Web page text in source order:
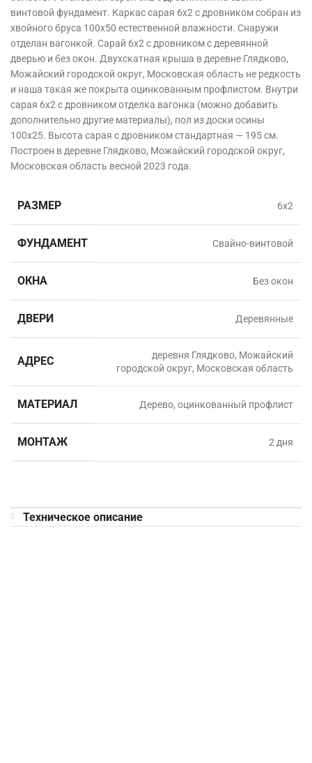
винтовой фундамент. Каркас сарая 6х2 с дровником собран из
хвойного бруса 100х50 естественной влажности. Снаружи
отделан вагонкой. Сарай 6х2 с дровником с деревянной
дверью и без окон. Двухскатная крыша в деревне Глядково,
Можайский городской округ, Московская область не редкость
и наша такая же покрыта оцинкованным профлистом. Внутри
сарая 6х2 с дровником отделка вагонка (можно добавить
дополнительно другие материалы), пол из доски осины
100х25. Высота сарая с дровником стандартная — 195 см.
Построен в деревне Глядково, Можайский городской округ,
Московская область весной 2023 года.
РАЗМЕР 6х2
ФУНДАМЕНТ Свайно-винтовой
ОКНА Без окон
ДВЕРИ Деревянные
АДРЕС
деревня Глядково, Можайский
городской округ, Московская область
МАТЕРИАЛ Дерево, оцинкованный профлист
МОНТАЖ 2 дня
Техническое описание